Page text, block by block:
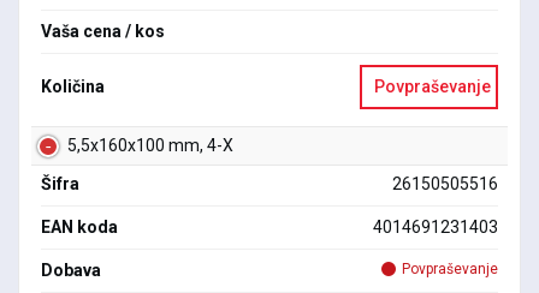
Vaša cena / kos
Količina Povpraševanje
5,5x160x100 mm, 4-X
Šifra
26150505516
EAN koda 4014691231403
Dobava Povpraševanje